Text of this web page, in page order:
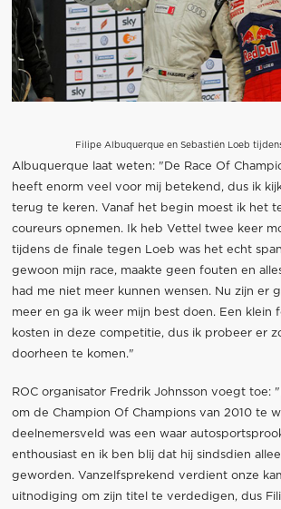
Filipe Albuquerque en Sebastién Loeb
Albuquerque laat weten: "De Race Of
heeft enorm veel voor mij betekend, dus ik
terug te keren. Vanaf het begin moest ik het
coureurs opnemen. Ik heb Vettel twee keer
tijdens de finale tegen Loeb was het echt
gewoon mijn race, maakte geen fouten en
had me niet meer kunnen wensen. Nu zijn er
meer en ga ik weer mijn best doen. Een klein
kosten in deze competitie, dus ik probeer er
doorheen te komen."
ROC organisator Fredrik Johnsson voegt toe:
om de Champion Of Champions van 2010 te
deelnemersveld was een waar
enthousiast en ik ben blij dat hij sindsdien
geworden. Vanzelfsprekend verdient onze
uitnodiging om zijn titel te verdedigen, dus